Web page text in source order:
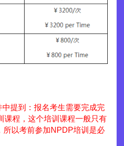
提到：报名考生需要完成完
课程，这个培训课程一般只有
所以考前参加NPDP培训是必